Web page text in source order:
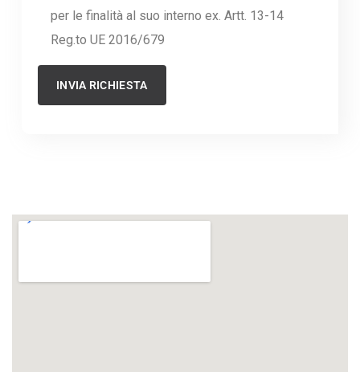
per le finalità al suo interno ex. Artt. 13-14
Reg.to UE 2016/679